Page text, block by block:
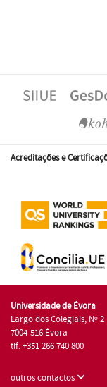
Acreditações e
Universidade de Évora
Largo dos Colegiais, Nº 2
7004-516 Évora
tlf: +351 266 740 800
outros contactos